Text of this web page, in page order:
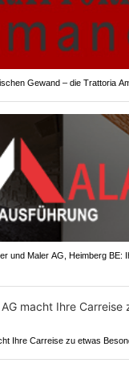
Gewand – die Trattoria
und Maler AG, Heimberg BE:
Ihre Carreise zu etwas